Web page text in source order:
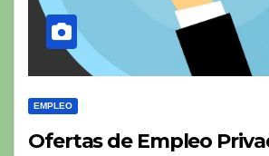
EMPLEO
Ofertas de Empleo